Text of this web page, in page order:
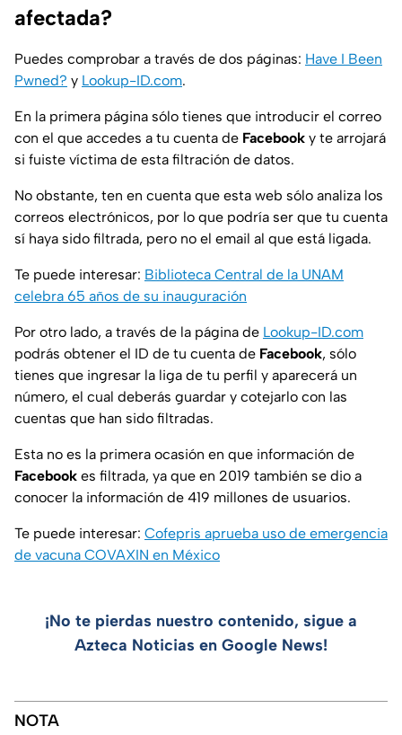
afectada?
Puedes comprobar a través de dos páginas: Have I Been
Pwned? y Lookup-ID.com.
En la primera página sólo tienes que introducir el correo
con el que accedes a tu cuenta de Facebook y te arrojará
si fuiste víctima de esta filtración de datos.
No obstante, ten en cuenta que esta web sólo analiza los
correos electrónicos, por lo que podría ser que tu cuenta
sí haya sido filtrada, pero no el email al que está ligada.
Te puede interesar: Biblioteca Central de la UNAM
celebra 65 años de su inauguración
Por otro lado, a través de la página de Lookup-ID.com
podrás obtener el ID de tu cuenta de Facebook, sólo
tienes que ingresar la liga de tu perfil y aparecerá un
número, el cual deberás guardar y cotejarlo con las
cuentas que han sido filtradas.
Esta no es la primera ocasión en que información de
Facebook es filtrada, ya que en 2019 también se dio a
conocer la información de 419 millones de usuarios.
Te puede interesar: Cofepris aprueba uso de emergencia
de vacuna COVAXIN en México
¡No te pierdas nuestro contenido, sigue a
Azteca Noticias en Google News!
NOTA